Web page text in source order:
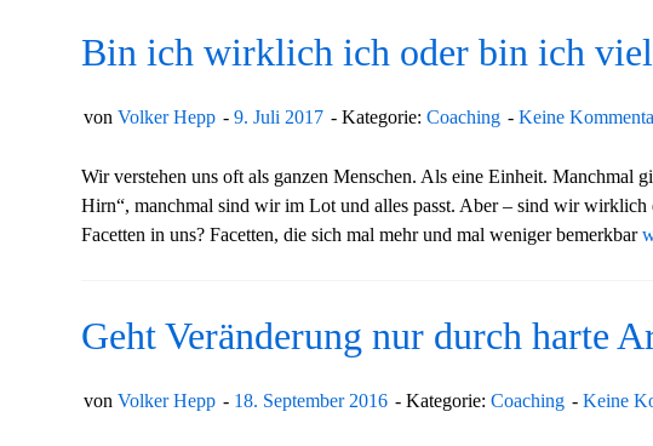
Bin ich wirklich ich oder bin ich
von Volker Hepp 9. Juli 2017 Kategorie: Coaching Keine
Wir verstehen uns oft als ganzen Menschen. Als eine Einheit. Manchmal
Hirn“, manchmal sind wir im Lot und alles passt. Aber – sind wir wirklich
Facetten in uns? Facetten, die sich mal mehr und mal weniger bemerkbar
Geht Veränderung nur durch harte
von Volker Hepp 18. September 2016 Kategorie: Coaching Keine